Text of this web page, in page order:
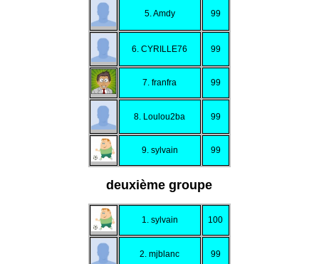
5. Amdy 99
6. CYRILLE76 99
7. franfra 99
8. Loulou2ba 99
9. sylvain 99
deuxième groupe
1. sylvain 100
2. mjblanc 99